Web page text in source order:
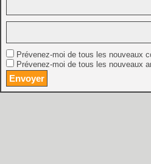
Prévenez-moi de tous les nouveaux
Prévenez-moi de tous les nouveaux